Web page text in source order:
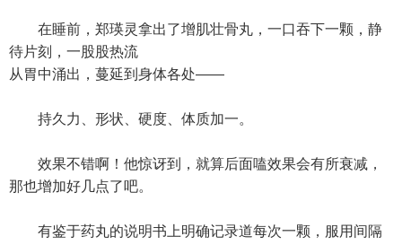
在睡前，郑瑛灵拿出了增肌壮骨丸，一口吞下一颗，静
待片刻，一股股热流
从胃中涌出，蔓延到身体各处——
持久力、形状、硬度、体质加一。
效果不错啊！他惊讶到，就算后面嗑效果会有所衰减，
那也增加好几点了吧。
有鉴于药丸的说明书上明确记录道每次一颗，服用间隔